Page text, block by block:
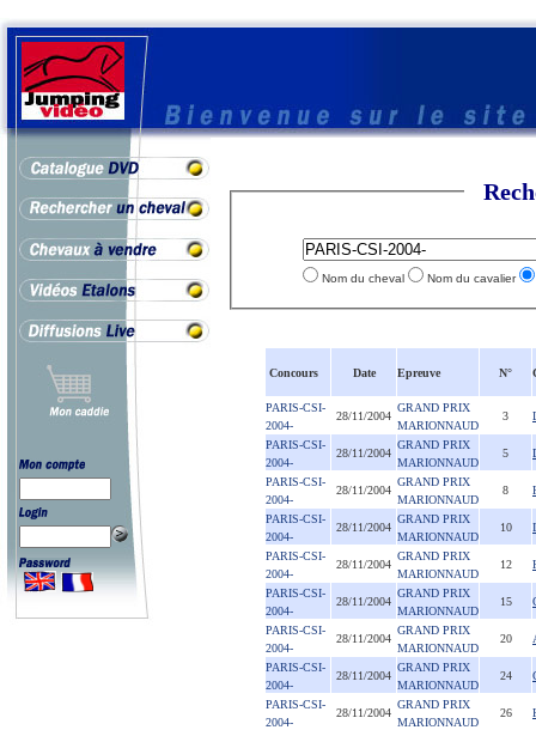
Nom du cheval Nom du cavalier
Concours Date Epreuve N°
PARIS-CSI-
2004-
28/11/2004
GRAND PRIX
MARIONNAUD
3
PARIS-CSI-
2004-
28/11/2004
GRAND PRIX
MARIONNAUD
5
PARIS-CSI-
2004-
28/11/2004
GRAND PRIX
MARIONNAUD
8
PARIS-CSI-
2004-
28/11/2004
GRAND PRIX
MARIONNAUD
10
PARIS-CSI-
2004-
28/11/2004
GRAND PRIX
MARIONNAUD
12
PARIS-CSI-
2004-
28/11/2004
GRAND PRIX
MARIONNAUD
15
PARIS-CSI-
2004-
28/11/2004
GRAND PRIX
MARIONNAUD
20
PARIS-CSI-
2004-
28/11/2004
GRAND PRIX
MARIONNAUD
24
PARIS-CSI-
2004-
28/11/2004
GRAND PRIX
MARIONNAUD
26